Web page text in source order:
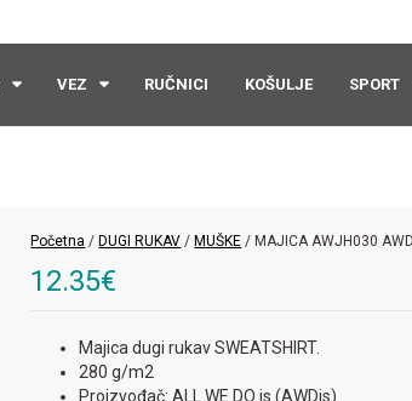
VEZ RUČNICI KOŠULJE SPORT
Početna / DUGI RUKAV / MUŠKE / MAJICA AWJH030
12.35€
Majica dugi rukav SWEATSHIRT.
280 g/m2
Proizvođač: ALL WE DO is (AWDis)